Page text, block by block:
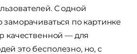
С одной
заморачиваться по картинке
качественной — для
это бесполезно, но, с